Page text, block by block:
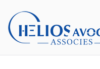
contenu